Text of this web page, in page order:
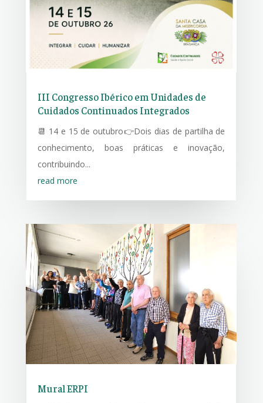
III Congresso Ibérico em Unidades de
Cuidados Continuados Integrados
📆 14 e 15 de outubro👉Dois dias de partilha de
conhecimento, boas práticas e inovação,
contribuindo...
read more
Mural ERPI